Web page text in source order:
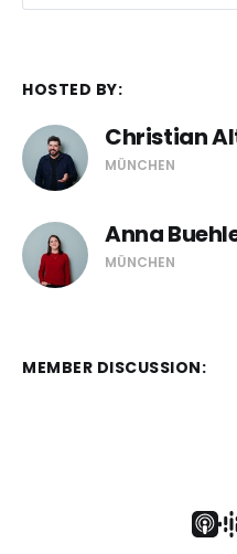
Anna Bühler:
Christian Alt:
Anna Bühler:
HOSTED BY:
Christian
MÜNCHEN
Anna
MÜNCHEN
MEMBER DISCUSSION: